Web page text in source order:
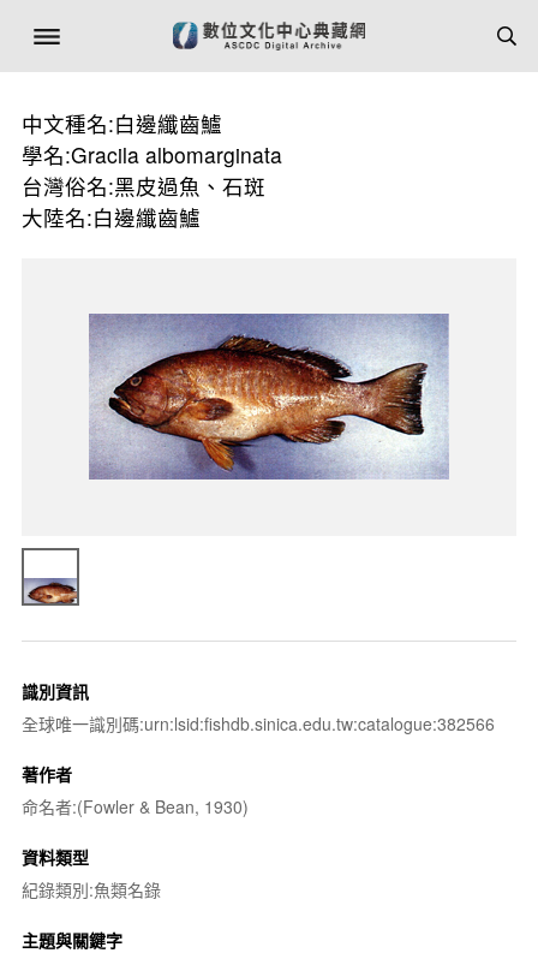
中文種名:白邊纖齒鱸
學名:Gracila albomarginata
台灣俗名:黑皮過魚、石斑
大陸名:白邊纖齒鱸
識別資訊
全球唯一識別碼:urn:lsid:fishdb.sinica.edu.tw:catalogue:382566
著作者
命名者:(Fowler & Bean, 1930)
資料類型
紀錄類別:魚類名錄
主題與關鍵字